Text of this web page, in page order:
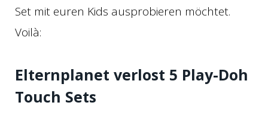
Set mit euren Kids ausprobieren möchtet.
Voilà:
Elternplanet verlost 5 Play-Doh
Touch Sets